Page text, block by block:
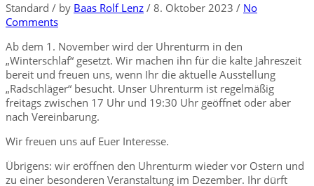
Standard / by Baas Rolf Lenz / 8. Oktober 2023 / No
Comments
Ab dem 1. November wird der Uhrenturm in den
„Winterschlaf“ gesetzt. Wir machen ihn für die kalte Jahreszeit
bereit und freuen uns, wenn Ihr die aktuelle Ausstellung
„Radschläger“ besucht. Unser Uhrenturm ist regelmäßig
freitags zwischen 17 Uhr und 19:30 Uhr geöffnet oder aber
nach Vereinbarung.
Wir freuen uns auf Euer Interesse.
Übrigens: wir eröffnen den Uhrenturm wieder vor Ostern und
zu einer besonderen Veranstaltung im Dezember. Ihr dürft